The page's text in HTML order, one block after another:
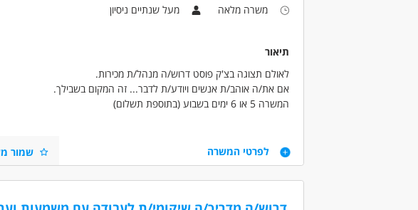
משרה מלאה
מעל שנתיים ניסיון
תיאור
לאולם תצוגה בצ'ק פוסט דרוש/ה מנהל/ת מכירות.
אם את/ה אוהב/ת אנשים ויודע/ת לדבר... זה המקום בשבילך.
המשרה 5 או 6 ימים בשבוע (בתוספת תשלום)
ידע על מחשב - וורד, מייל ורשתות חברתיות.
חשבשבת - יתרון משמעותי
לפרטי המשרה שמור